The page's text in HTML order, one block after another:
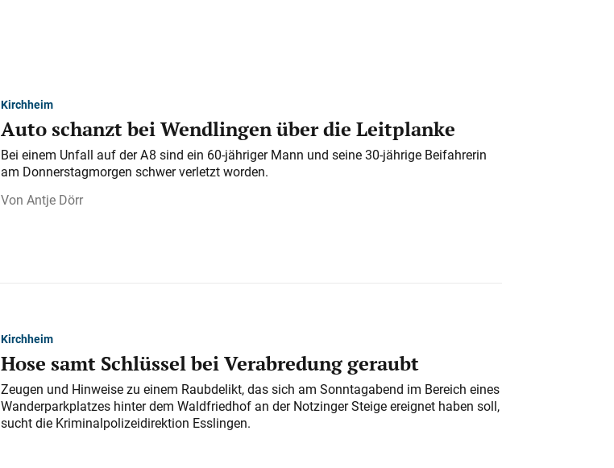
Kirchheim
Auto schanzt bei Wendlingen über die Leitplanke
Bei einem Unfall auf der A 8 sind ein 60-jähriger Mann und seine 30-jährige Beifahrerin
am Donnerstagmorgen schwer verletzt worden.
Antje Dörr
Kirchheim
Hose samt Schlüssel bei Verabredung geraubt
Zeugen und Hinweise zu einem Raubdelikt, das sich am Sonntagabend im Bereich eines
Wanderparkplatzes hinter dem Waldfriedhof an der Notzinger Steige ereignet haben soll,
sucht die Kriminalpolizeidirektion Esslingen.